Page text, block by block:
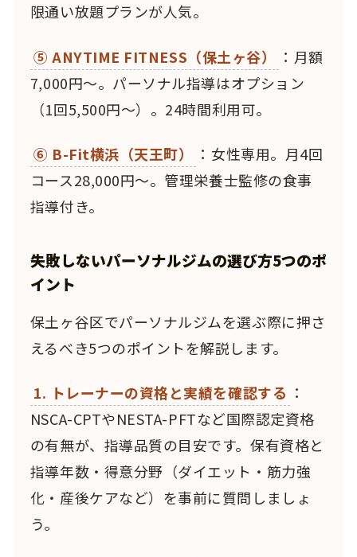
限通い放題プランが人気。
⑤ ANYTIME FITNESS（保土ヶ谷）
：月額
7,000円〜。パーソナル指導はオプション
（1回5,500円〜）。24時間利用可。
⑥ B-Fit横浜（天王町）
：女性専用。月4回
コース28,000円〜。管理栄養士監修の食事
指導付き。
失敗しないパーソナルジムの選び方5つのポ
イント
保土ヶ谷区でパーソナルジムを選ぶ際に押さ
えるべき5つのポイントを解説します。
1. トレーナーの資格と実績を確認する ：
NSCA-CPTやNESTA-PFTなど国際認定資格
の有無が、指導品質の目安です。保有資格と
指導年数・得意分野（ダイエット・筋力強
化・産後ケアなど）を事前に質問しましょ
う。